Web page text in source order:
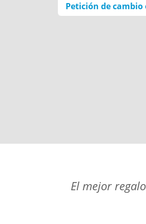
Petición de cambio
El mejor